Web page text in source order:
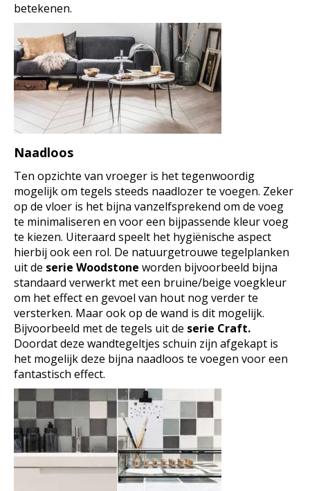
betekenen.
Naadloos
Ten opzichte van vroeger is het tegenwoordig
mogelijk om tegels steeds naadlozer te voegen. Zeker
op de vloer is het bijna vanzelfsprekend om de voeg
te minimaliseren en voor een bijpassende kleur voeg
te kiezen. Uiteraard speelt het hygiënische aspect
hierbij ook een rol. De natuurgetrouwe tegelplanken
uit de serie Woodstone worden bijvoorbeeld bijna
standaard verwerkt met een bruine/beige voegkleur
om het effect en gevoel van hout nog verder te
versterken. Maar ook op de wand is dit mogelijk.
Bijvoorbeeld met de tegels uit de serie Craft.
Doordat deze wandtegeltjes schuin zijn afgekapt is
het mogelijk deze bijna naadloos te voegen voor een
fantastisch effect.